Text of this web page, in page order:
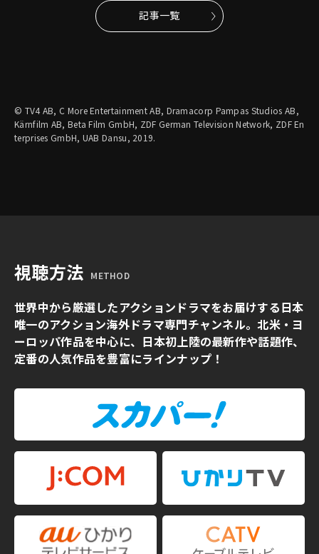
記事一覧
© TV4 AB, C More Entertainment AB, Dramacorp Pampas Studios AB,
Kärnfilm AB, Beta Film GmbH, ZDF German Television Network, ZDF En
terprises GmbH, UAB Dansu, 2019.
視聴方法 METHOD
世界中から厳選したアクションドラマをお届けする日本
唯一のアクション海外ドラマ専門チャンネル。北米・ヨ
ーロッパ作品を中心に、日本初上陸の最新作や話題作、
定番の人気作品を豊富にラインナップ！